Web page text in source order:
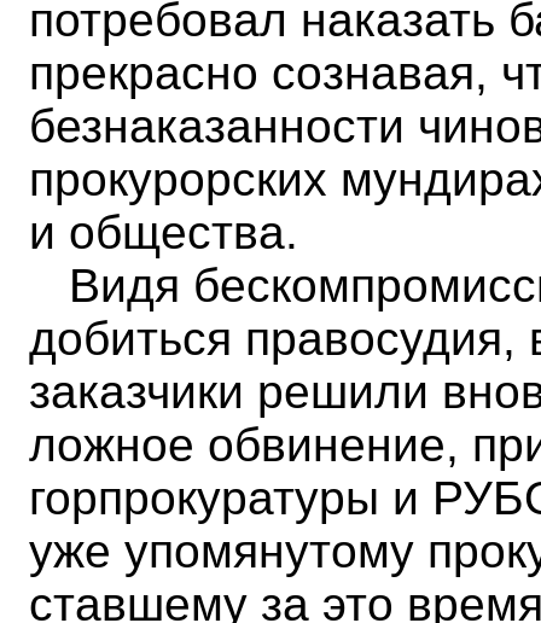
потребовал наказать
прекрасно сознавая,
безнаказанности
прокурорских
и общества.
Видя
добиться
заказчики решили
ложное обвинение,
горпрокуратуры и
уже упомянутому
ставшему за это